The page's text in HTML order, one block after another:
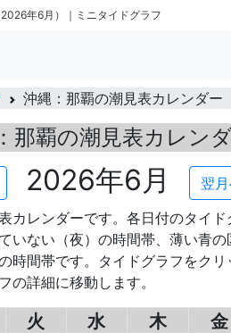
年6月）｜ミニタイドグラフ
沖縄：那覇の潮見表カレンダー
那覇の潮見表カレン
2026年6月
翌
カレンダーです。各日付のタイド
いない（夜）の時間帯、薄い青の
時間帯です。タイドグラフをク
の詳細に移動します。
火 水 木 金